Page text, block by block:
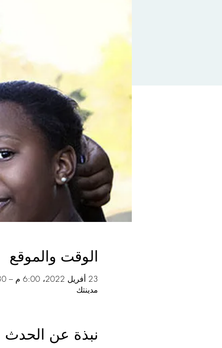
الوقت والموقع
23 أفريل 2022، 6:00 م – 7:30 م غرينتش+2
مدينتك
نبذة عن الحدث